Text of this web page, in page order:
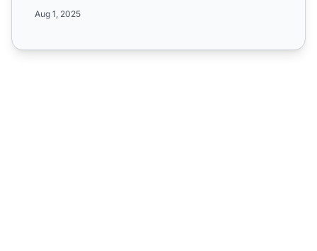
Aug 1, 2025